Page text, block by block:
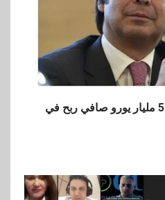
إنتيسا سان باولو تحقق 5.6 مليار يورو صافي ربح في